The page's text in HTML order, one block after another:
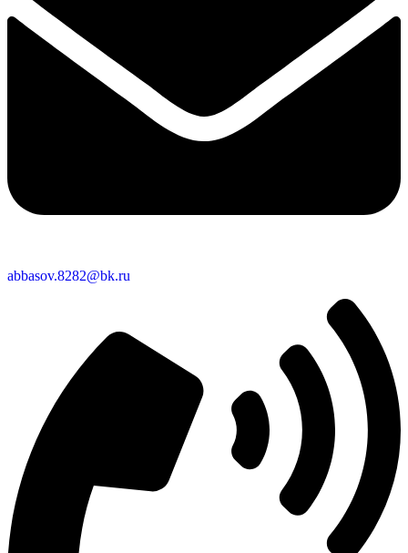
abbasov.8282@bk.ru